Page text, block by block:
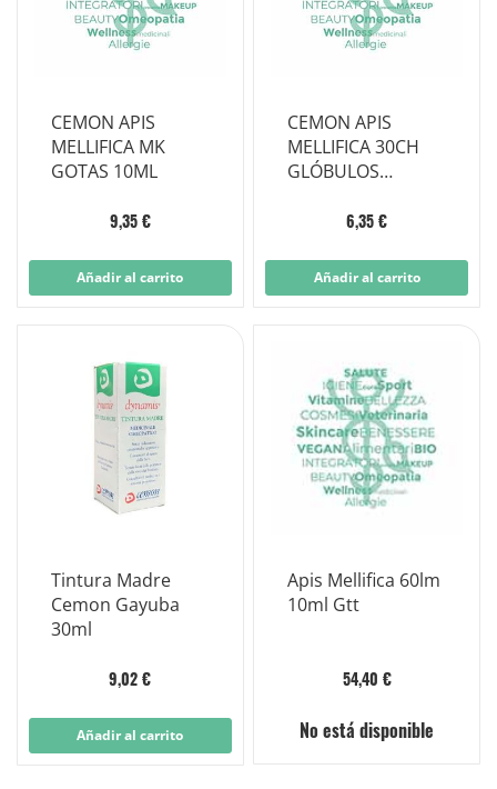
CEMON APIS
MELLIFICA MK
GOTAS 10ML
9,35 €
Añadir al carrito
CEMON APIS
MELLIFICA 30CH
GLÓBULOS
6,35 €
Añadir al carrito
Tintura Madre
Cemon Gayuba
30ml
9,02 €
Añadir al carrito
Apis Mellifica 60lm
10ml Gtt
54,40 €
No está disponible